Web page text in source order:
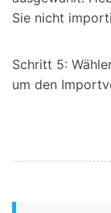
Sie nicht
Schritt 5:
um den